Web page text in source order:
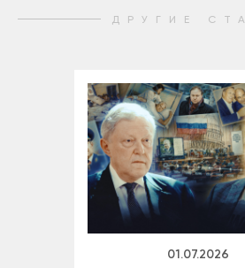
ДРУГИЕ
01.07.2026